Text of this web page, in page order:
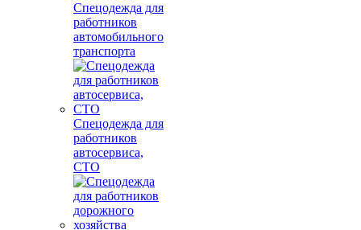
Спецодежда для
работников
автомобильного
транспорта
Спецодежда для
работников
автосервиса,
СТО